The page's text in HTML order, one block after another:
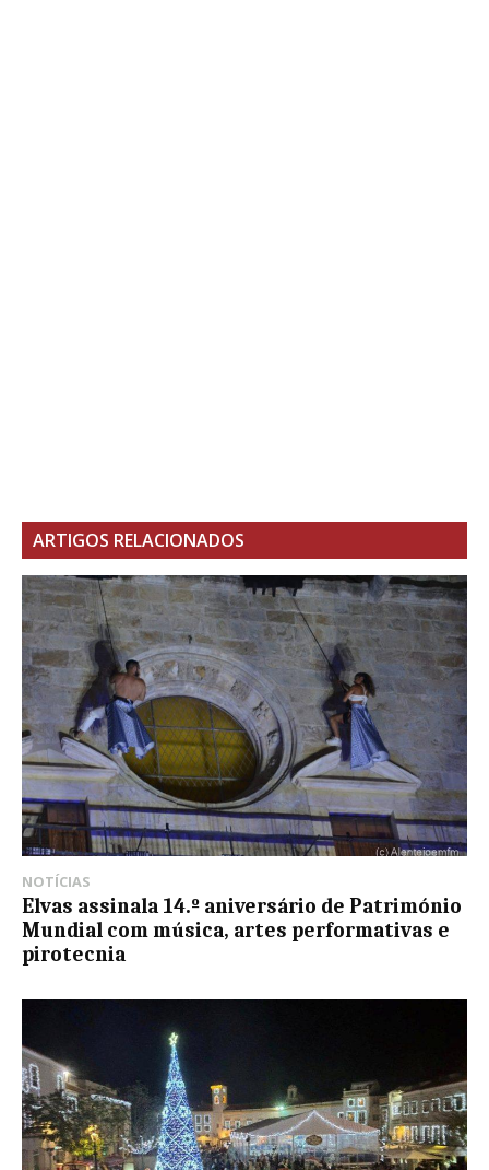
ARTIGOS RELACIONADOS
NOTÍCIAS
Elvas assinala 14.º aniversário de Património
Mundial com música, artes performativas e
pirotecnia